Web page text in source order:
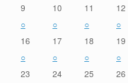
9
○
10
○
11
○
12
○
16
○
17
○
18
○
19
○
23
24
25
26